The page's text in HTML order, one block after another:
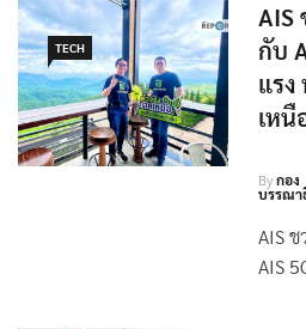
TECH
AIS
กับ
แรง
เห
Byกอง
บรรณา
AIS
AIS